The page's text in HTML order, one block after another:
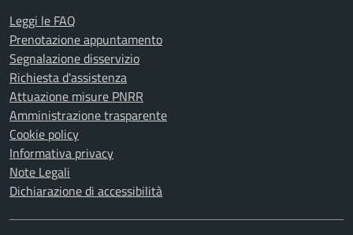
Leggi le FAQ
Prenotazione appuntamento
Segnalazione disservizio
Richiesta d'assistenza
Attuazione misure PNRR
Amministrazione trasparente
Cookie policy
Informativa privacy
Note Legali
Dichiarazione di accessibilità